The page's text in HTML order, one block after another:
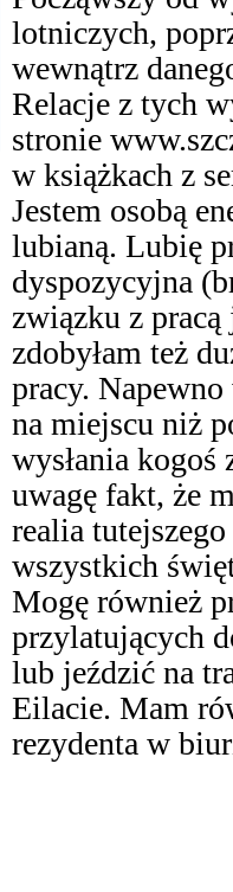
lotniczych,
wewnątrz
Relacje z tych
stronie
w książkach z
Jestem osobą
lubianą. Lubię
dyspozycyjna
związku z
zdobyłam też
pracy.
na miejscu niż
wysłania kogoś
uwagę fakt, że
realia
wszystkich
Mogę również
przylatujących
lub jeździć na
Eilacie. Mam
rezydenta w